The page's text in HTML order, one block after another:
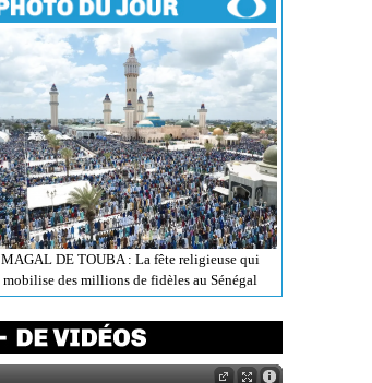
MAGAL DE TOUBA : La fête religieuse qui
mobilise des millions de fidèles au Sénégal